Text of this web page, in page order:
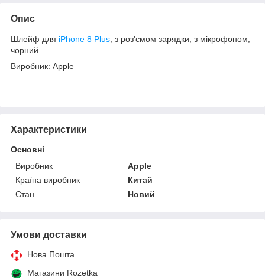
Опис
Шлейф для iPhone 8 Plus , з роз'ємом зарядки, з мікрофоном,
чорний
Виробник: Apple
Характеристики
Основні
Виробник
Apple
Країна виробник
Китай
Стан
Новий
Умови доставки
Нова Пошта
Магазини Rozetka